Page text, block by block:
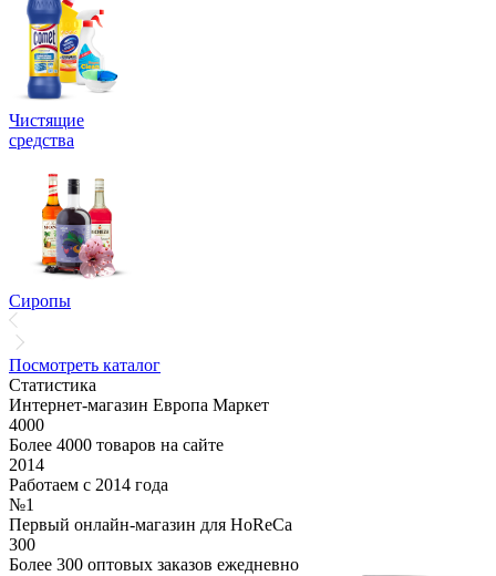
Чистящие
средства
Сиропы
Посмотреть каталог
Статистика
Интернет-магазин Европа Маркет
4000
Более 4000 товаров на сайте
2014
Работаем с 2014 года
№1
Первый онлайн-магазин для HoReCa
300
Более 300 оптовых заказов ежедневно